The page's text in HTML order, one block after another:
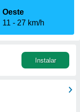
Oeste
11
27 km/h
Instalar